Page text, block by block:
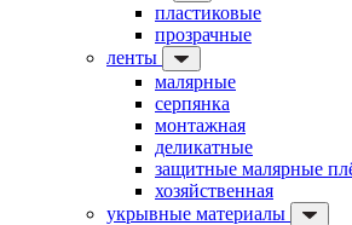
пластиковые
прозрачные
ленты
малярные
серпянка
монтажная
деликатные
защитные малярные
хозяйственная
укрывные материалы